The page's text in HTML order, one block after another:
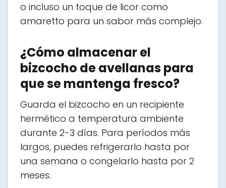
o incluso un toque de licor como
amaretto para un sabor más complejo.
¿Cómo almacenar el
bizcocho de avellanas para
que se mantenga fresco?
Guarda el bizcocho en un recipiente
hermético a temperatura ambiente
durante 2-3 días. Para períodos más
largos, puedes refrigerarlo hasta por
una semana o congelarlo hasta por 2
meses.